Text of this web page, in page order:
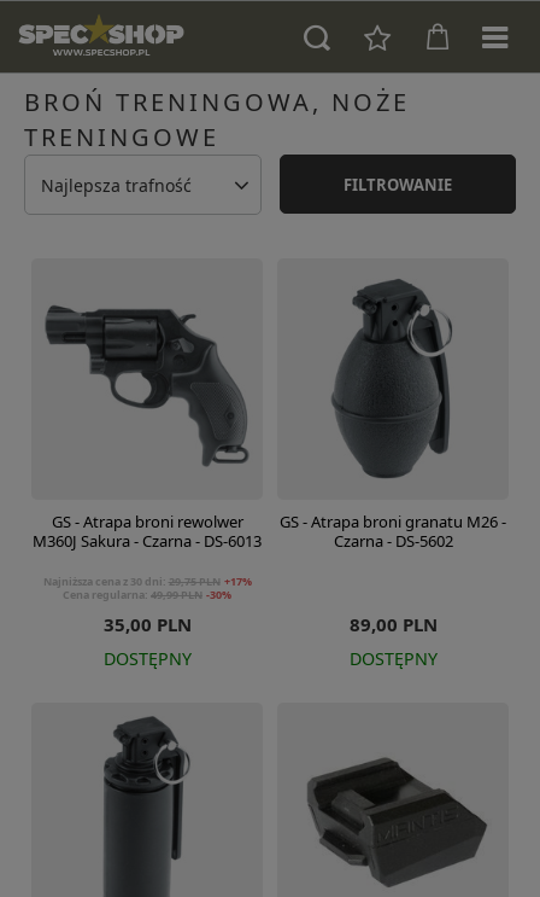
BROŃ TRENINGOWA, NOŻE
TRENINGOWE
Najlepsza trafność FILTROWANIE
GS - Atrapa broni rewolwer
M360J Sakura - Czarna - DS-6013
35,00 PLN
Najniższa cena z 30 dni: 29,75 PLN +17%
Cena regularna: 49,99 PLN -30%
DOSTĘPNY
GS - Atrapa broni granatu M26 -
Czarna - DS-5602
89,00 PLN
DOSTĘPNY